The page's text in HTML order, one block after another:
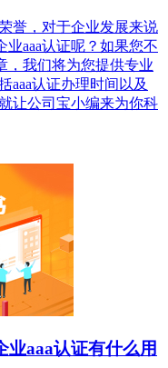
誉，对于企业发展来说
aaa认证呢？如果您不
，我们将为您提供专业
aaa认证办理时间以及
让公司宝小编来为你科
业aaa认证有什么用